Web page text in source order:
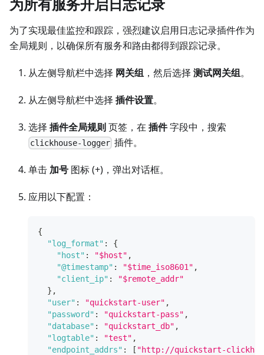
为了实现最佳监控和跟踪，强烈建议启用日志记录插件作为
全局规则，以确保所有服务和路由都得到跟踪记录。
从左侧导航栏中选择 网关组 ，然后选择 测试网关组。
从左侧导航栏中选择 插件设置。
选择 插件全局规则页签，在 插件字段中，搜索
clickhouse-logger 插件。
单击 加号 图标 (+)，弹出对话框。
应用以下配置：
{
"log_format" :
{
"host" : "$host" ,
"@timestamp" : "$time_iso8601" ,
"client_ip" :
"$remote_addr"
} ,
"user" : "quickstart-user" ,
"password" : "quickstart-pass" ,
"database" : "quickstart_db" ,
"logtable" : "test" ,
"endpoint_addrs" : [ "http://quickstart-